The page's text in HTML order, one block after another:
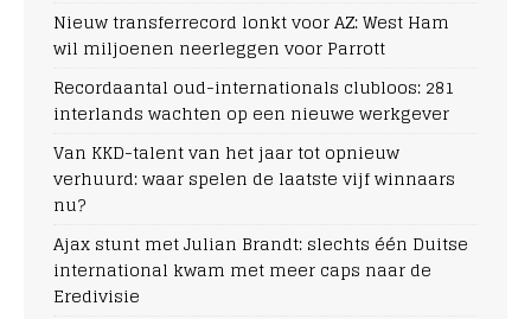
Nieuw transferrecord lonkt voor AZ: West Ham
wil miljoenen neerleggen voor Parrott
Recordaantal oud-internationals clubloos: 281
interlands wachten op een nieuwe werkgever
Van KKD-talent van het jaar tot opnieuw
verhuurd: waar spelen de laatste vijf winnaars
nu?
Ajax stunt met Julian Brandt: slechts één Duitse
international kwam met meer caps naar de
Eredivisie